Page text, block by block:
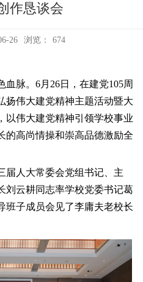
作恳谈会
26 浏览： 674
脉。6月26日，在建党105周
扬伟大建党精神主题活动暨大
以伟大建党精神引领学校事业
的高尚情操和崇高品德激励全
届人大常委会党组书记、主
刘云耕同志率学校党委书记葛
班子成员会见了李庸夫老校长